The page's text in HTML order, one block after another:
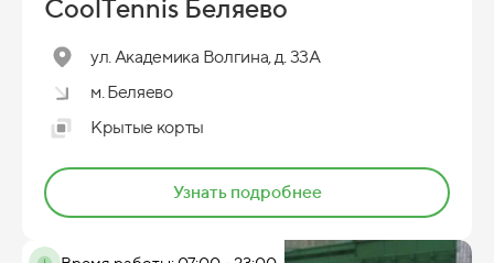
CoolTennis Беляево
ул. Академика Волгина, д. 33А
м. Беляево
Крытые корты
Узнать подробнее